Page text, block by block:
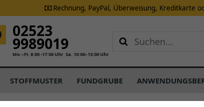
Rechnung, PayPal, Überweisung, Kreditkarte
02523
9989019
Mo.–Fr. 8:00 -17:00 Uhr Sa. 10:00–13:00 Uhr
STOFFMUSTER FUNDGRUBE